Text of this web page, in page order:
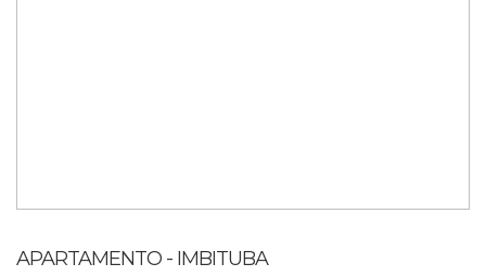
APARTAMENTO - IMBITUBA